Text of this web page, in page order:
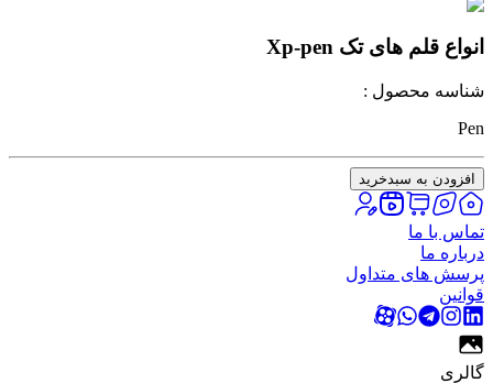
انواع قلم های تک Xp-pen
شناسه محصول :
Pen
افزودن به سبدخرید
تماس با ما
درباره ما
پرسش های متداول
قوانین
گالری